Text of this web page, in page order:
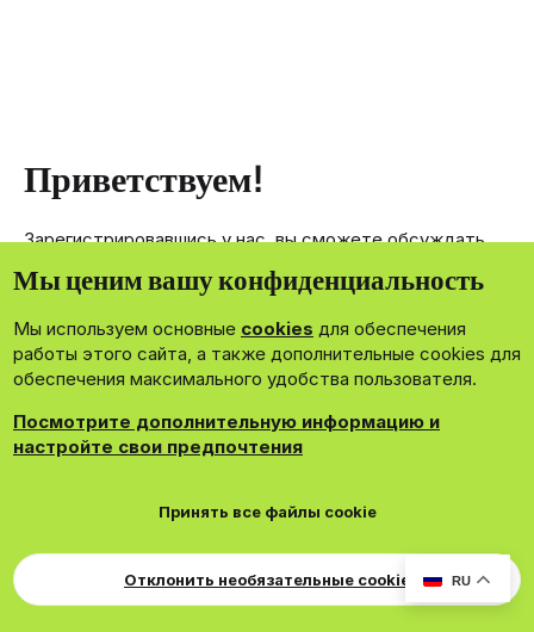
RU
Приветствуем!
Зарегистрировавшись у нас, вы сможете обсуждать,
членам нашего сообщества.
Зарегистрироваться сейчас!
DohTheme
Cookies Russian Обратная связь
Поддержка
Для правообладателей
EN Soundmain
Условия и правила
Политика конфиденциальности
Мы ценим вашу конфиденциальность
Мы используем основные cookies для обеспечения
работы этого сайта, а также дополнительные cookies для
обеспечения максимального удобства пользователя.
Посмотрите дополнительную информацию и
настройте свои предпочтения
Принять все файлы cookie
Отклонить необязательные cookie